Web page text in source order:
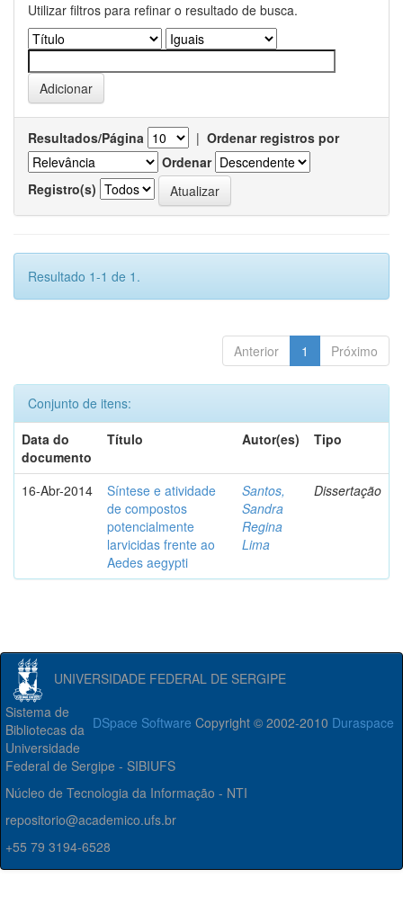
Utilizar filtros para refinar o resultado de busca.
Resultados/Página | Ordenar registros por
Ordenar
Registro(s)
Resultado 1-1 de 1.
Anterior 1 Próximo
Conjunto de itens:
Data do
documento
Título Autor(es) Tipo
16-Abr-2014
Síntese e atividade
de compostos
potencialmente
larvicidas frente ao
Aedes aegypti
Santos,
Sandra
Regina
Lima
Dissertação
UNIVERSIDADE FEDERAL DE SERGIPE
DSpace Software Copyright © 2002-2010 Duraspace
Sistema de
Bibliotecas da
Universidade
Federal de Sergipe - SIBIUFS
Núcleo de Tecnologia da Informação - NTI
repositorio@academico.ufs.br
+55 79 3194-6528